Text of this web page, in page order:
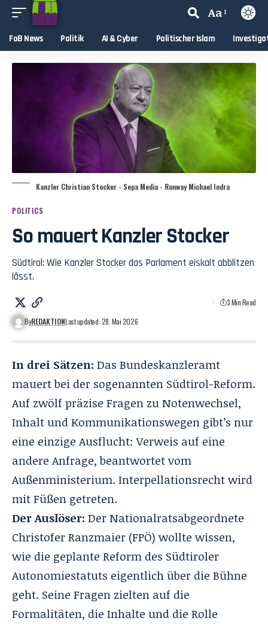
Aa
FoB News Politik AI & Cyber Politischer Islam
Kanzler Christian Stocker - Sepa Media - Runway Michael Indra
POLITICS
So mauert Kanzler Stocker
Südtirol: Wie Kanzler Stocker das Parlament eiskalt abblitzen
lässt.
ByREDAKTIONLast updated: 28. Mai 2026
3 Min Read
In drei Sätzen: Das Bundeskanzleramt
mauert bei der sogenannten Südtirol-Reform.
Auf zwölf präzise Fragen zu Notenwechsel,
Inhalt und Kommunikationswegen gibt’s nur
eine einzige Ausflucht: Verweis auf eine
andere Anfrage, beantwortet vom
Außenministerium. Interpellationsrecht wird
mit Füßen getreten.
Der Auslöser: Der Nationalratsabgeordnete
Christofer Ranzmaier (FPÖ) wollte wissen,
wie die geplante Reform des Südtiroler
Autonomiestatuts eigentlich über die Bühne
geht. Seine Fragen zielten auf die
Formalitäten, die Inhalte und die Rolle